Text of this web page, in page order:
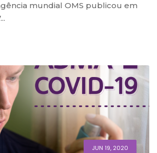
mundial OMS publicou em
JUN 19, 2020